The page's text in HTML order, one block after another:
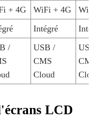
+ 4G WiFi + 4G
Intégré
/
USB /
CMS
Cloud
LCD